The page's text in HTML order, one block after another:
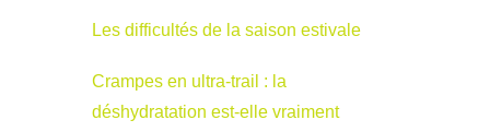
Les difficultés de la saison estivale
Crampes en ultra-trail : la
déshydratation est-elle vraiment